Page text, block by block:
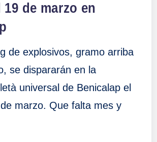
19 de marzo en
de explosivos, gramo arriba
se dispararán en la
universal de Benicalap el
marzo. Que falta mes y